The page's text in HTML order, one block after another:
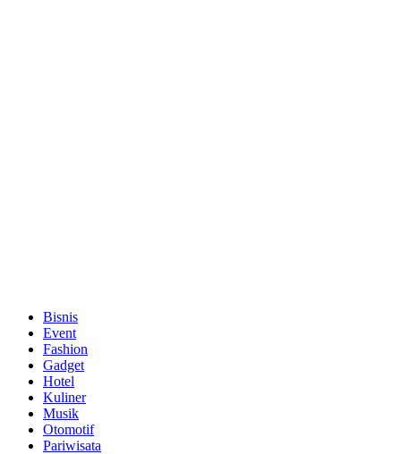
Bisnis
Event
Fashion
Gadget
Hotel
Kuliner
Musik
Otomotif
Pariwisata